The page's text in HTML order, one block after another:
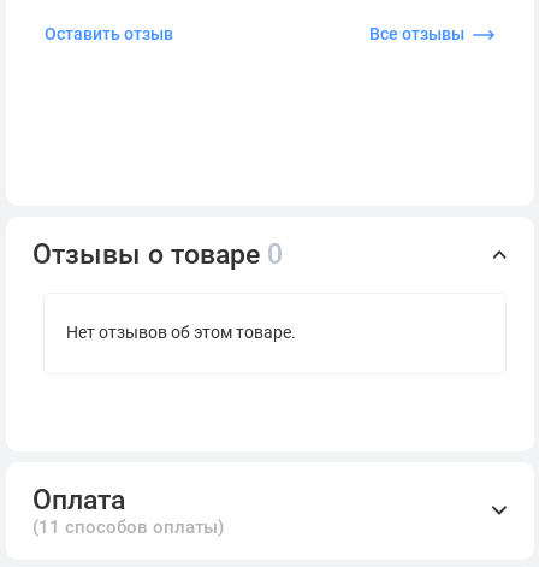
Оставить отзыв Все отзывы
Отзывы о товаре 0
Нет отзывов об этом товаре.
Оплата
(11 способов оплаты)